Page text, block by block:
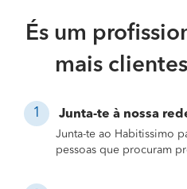
És um
mais
Junta-te à nossa
Junta-te ao Habitissimo
pessoas que procuram